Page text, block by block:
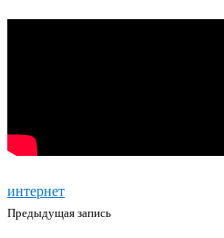
интернет
Предыдущая запись